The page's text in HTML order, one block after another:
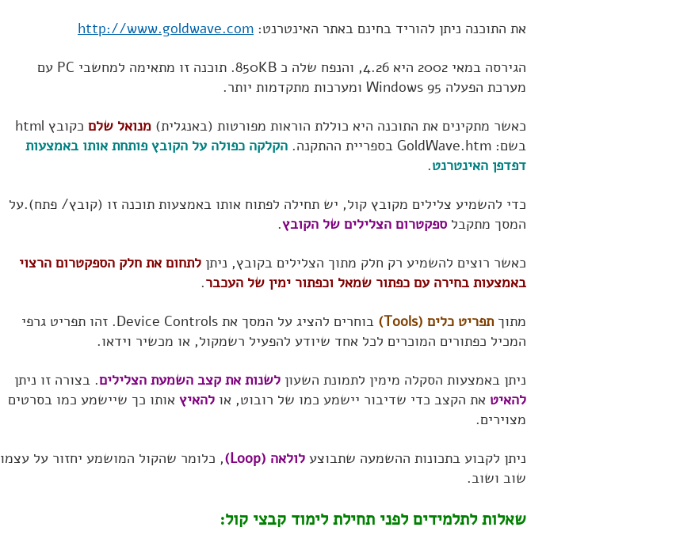
את התוכנה ניתן להוריד בחינם באתר האינטרנט: http://www.goldwave.com
הגירסה במאי 2002 היא 4.26, והנפח שלה כ 850KB. תוכנה זו מתאימה למחשבי PC עם
מערכת הפעלה Windows 95 ומערכות מתקדמות יותר.
כאשר מתקינים את התוכנה היא כוללת הוראות מפורטות (באנגלית) מנואל שלם
כקובץ html
בשם: GoldWave.htm בספריית ההתקנה.
הקלקה כפולה על הקובץ פותחת אותו באמצעות
דפדפן האינטרנט.
כדי להשמיע צלילים מקובץ קול, יש תחילה לפתוח אותו באמצעות תוכנה זו (קובץ/ פתח).על
המסך מתקבל ספקטרום הצלילים של הקובץ.
כאשר רוצים להשמיע רק חלק מתוך הצלילים בקובץ, ניתן לתחום את חלק הספקטרום הרצוי
באמצעות בחירה עם כפתור שמאל וכפתור ימין של העכבר.
מתוך תפריט כלים (Tools)
בוחרים להציג על המסך את Device Controls. זהו תפריט גרפי
המכיל כפתורים המוכרים לכל אחד שיודע להפעיל רשמקול, או מכשיר וידאו.
ניתן באמצעות הסקלה מימין לתמונת השעון לשנות את קצב השמעת הצלילים. בצורה זו ניתן
להאיט את הקצב כדי שדיבור יישמע כמו של רובוט, או להאיץ אותו כך שיישמע כמו בסרטים
מצוירים.
ניתן לקבוע בתכונות ההשמעה שתבוצע לולאה (Loop)
, כלומר שהקול המושמע יחזור על עצמו
שוב ושוב.
שאלות לתלמידים לפני תחילת לימוד קבצי קול: